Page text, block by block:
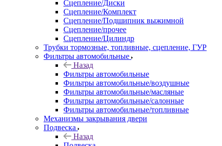
Сцепление/Диски
Сцепление/Комплект
Сцепление/Подшипник выжимной
Сцепление/прочее
Сцепление/Цилиндр
Трубки тормозные, топливные, сцепление, ГУР
Фильтры автомобильные
Назад
Фильтры автомобильные
Фильтры автомобильные/воздушные
Фильтры автомобильные/масляные
Фильтры автомобильные/салонные
Фильтры автомобильные/топливные
Механизмы закрывания двери
Подвеска
Назад